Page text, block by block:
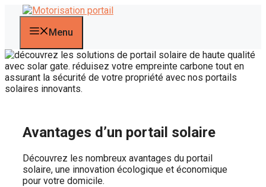
contenu
Menu
Avantages d’un portail solaire
Découvrez les nombreux avantages du portail
solaire, une innovation écologique et économique
pour votre domicile.